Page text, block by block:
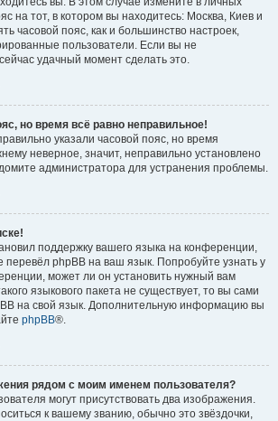
на тот, в котором вы находитесь: Москва, Киев и
часовой пояс, как и большинство настроек,
пользователи. Если вы не
удачный момент сделать это.
но время всё равно неправильное!
указали часовой пояс, но время
неверное, значит, неправильно установлено
администратора для устранения проблемы.
поддержку вашего языка на конференции,
перевёл phpBB на ваш язык. Попробуйте узнать у
может ли он установить нужный вам
языкового пакета не существует, то вы сами
на свой язык. Дополнительную информацию вы
phpBB®.
рядом с моим именем пользователя?
могут присутствовать два изображения.
к вашему званию, обычно это звёздочки,